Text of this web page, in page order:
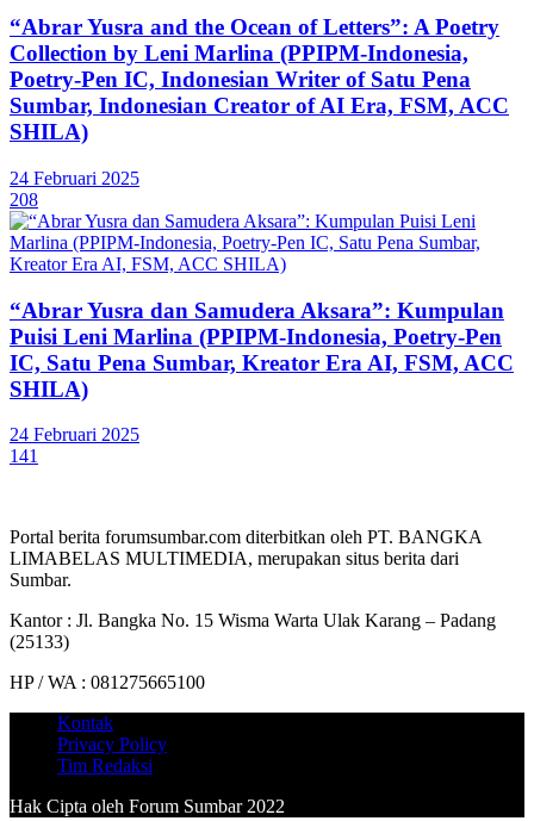
“Abrar Yusra and the Ocean of Letters”: A Poetry
Collection by Leni Marlina (PPIPM-Indonesia,
Poetry-Pen IC, Indonesian Writer of Satu Pena
Sumbar, Indonesian Creator of AI Era, FSM, ACC
SHILA)
24 Februari 2025
208
“Abrar Yusra dan Samudera Aksara”: Kumpulan
Puisi Leni Marlina (PPIPM-Indonesia, Poetry-Pen
IC, Satu Pena Sumbar, Kreator Era AI, FSM, ACC
SHILA)
24 Februari 2025
141
Portal berita forumsumbar.com diterbitkan oleh PT. BANGKA
LIMABELAS MULTIMEDIA, merupakan situs berita dari
Sumbar.
Kantor : Jl. Bangka No. 15 Wisma Warta Ulak Karang – Padang
(25133)
HP / WA : 081275665100
Kontak
Privacy Policy
Tim Redaksi
Hak Cipta oleh Forum Sumbar 2022